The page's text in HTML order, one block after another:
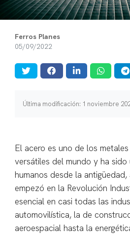
Ferros Planes
05/09/2022
Última modificación: 1 noviembre
El acero es uno de los
versátiles del mundo y ha
humanos desde la
empezó en la Revolución
esencial en casi todas las
automovilística, la de
aeroespacial hasta la